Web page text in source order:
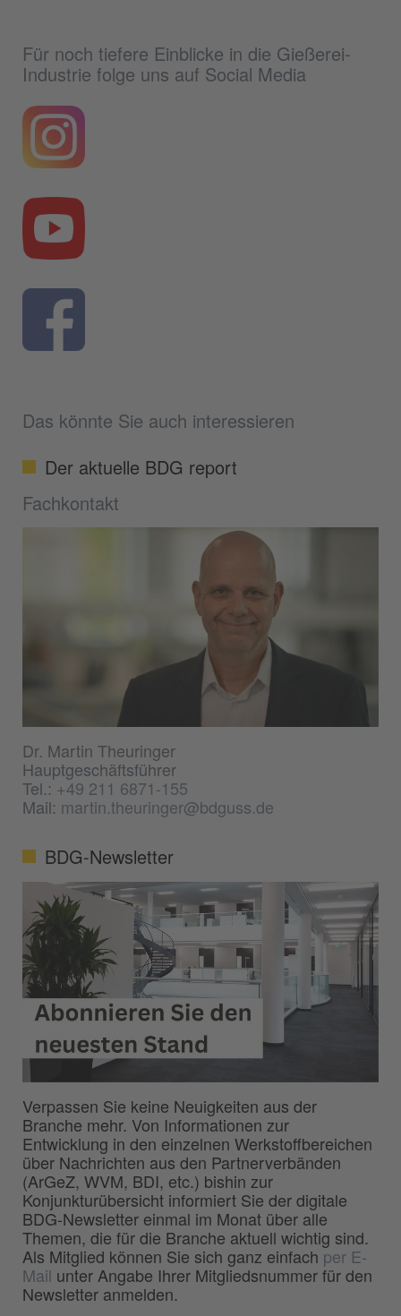
Für noch tiefere Einblicke in die Gießerei-
Industrie folge uns auf Social Media
Das könnte Sie auch interessieren
Der aktuelle BDG report
Fachkontakt
Dr. Martin Theuringer
Hauptgeschäftsführer
Tel.: +49 211 6871-155
Mail: martin.theuringer@bdguss.de
BDG-Newsletter
Verpassen Sie keine Neuigkeiten aus der
Branche mehr. Von Informationen zur
Entwicklung in den einzelnen Werkstoffbereichen
über Nachrichten aus den Partnerverbänden
(ArGeZ, WVM, BDI, etc.) bishin zur
Konjunkturübersicht informiert Sie der digitale
BDG-Newsletter einmal im Monat über alle
Themen, die für die Branche aktuell wichtig sind.
Als Mitglied können Sie sich ganz einfach per E-
Mail unter Angabe Ihrer Mitgliedsnummer für den
Newsletter anmelden.